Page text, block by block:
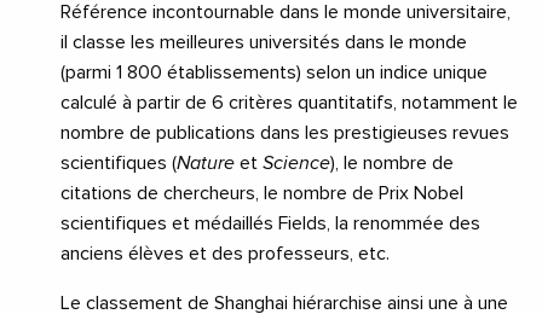
Référence incontournable dans le monde universitaire,
il classe les meilleures universités dans le monde
(parmi 1 800 établissements) selon un indice unique
calculé à partir de 6 critères quantitatifs, notamment le
nombre de publications dans les prestigieuses revues
scientifiques (Nature et Science), le nombre de
citations de chercheurs, le nombre de Prix Nobel
scientifiques et médaillés Fields, la renommée des
anciens élèves et des professeurs, etc.
Le classement de Shanghai hiérarchise ainsi une à une